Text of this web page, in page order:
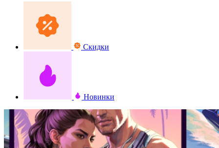
Скидки
Новинки